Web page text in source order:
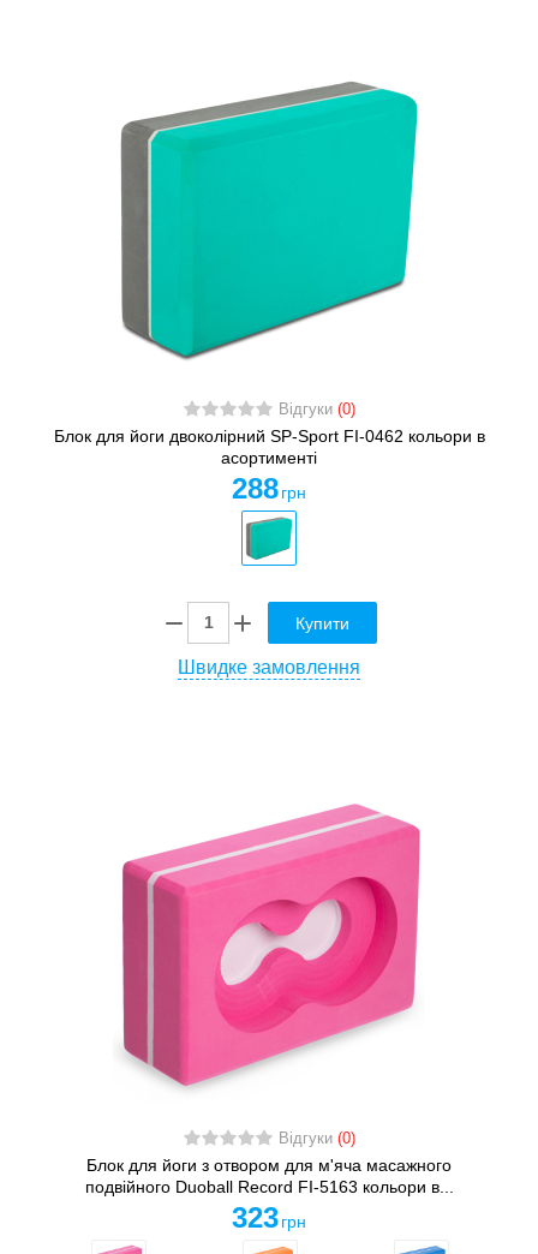
Відгуки (0)
Блок для йоги двоколірний SP-Sport FI-0462 кольори в
асортименті
288 грн
Купити
Швидке замовлення
Відгуки (0)
Блок для йоги з отвором для м'яча масажного
подвійного Duoball Record FI-5163 кольори в...
323 грн